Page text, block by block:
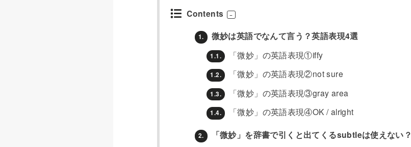
Contents
1. 微妙は英語でなんて言う？英語表現4選
1.1. 「微妙」の英語表現①iffy
1.2. 「微妙」の英語表現②not sure
1.3. 「微妙」の英語表現③gray area
1.4. 「微妙」の英語表現④OK / alright
2. 「微妙」を辞書で引くと出てくるsubtleは使えない？